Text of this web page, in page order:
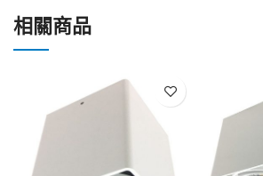
相關商品